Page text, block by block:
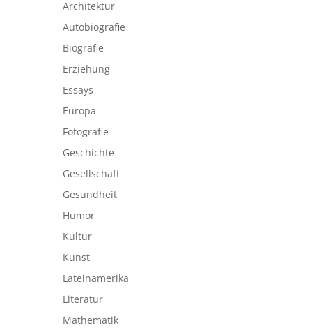
Architektur
Autobiografie
Biografie
Erziehung
Essays
Europa
Fotografie
Geschichte
Gesellschaft
Gesundheit
Humor
Kultur
Kunst
Lateinamerika
Literatur
Mathematik